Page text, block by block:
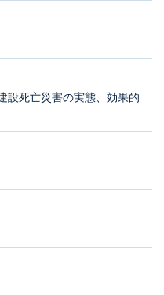
設死亡災害の実態、効果的